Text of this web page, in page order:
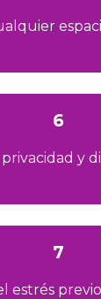
6
y
7
estrés previo